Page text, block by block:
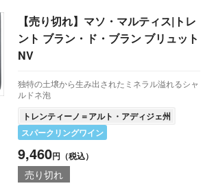
【売り切れ】マソ・マルティス|トレ
ント ブラン・ド・ブラン ブリュット
NV
独特の土壌から生み出されたミネラル溢れるシャ
ルドネ泡
トレンティーノ＝アルト・アディジェ州
スパークリングワイン
9,460円（税込）
売り切れ